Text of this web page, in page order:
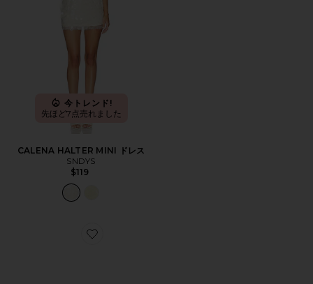
今トレンド!
先ほど7点売れました
CALENA HALTER MINI ドレス
SNDYS
$119
Favorite DEMURE サンダル